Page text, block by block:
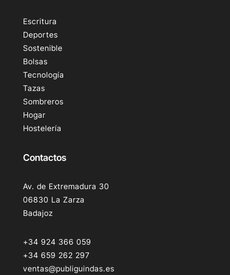
Escritura
Deportes
Sostenible
Bolsas
Tecnología
Tazas
Sombreros
Hogar
Hostelería
Contactos
Av. de Extremadura 30
06830 La Zarza
Badajoz
+34 924 366 059
+34 659 262 297
ventas@publiguindas.es